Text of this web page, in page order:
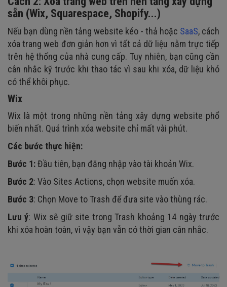
sẵn (Wix, Squarespace, Shopify...)
Nếu bạn dùng nền tảng website kéo - thả hoặc SaaS, cách
xóa trang web đơn giản hơn vì tất cả dữ liệu nằm trực tiếp
trên hệ thống của nhà cung cấp. Tuy nhiên, bạn cũng cần
cân nhắc kỹ trước khi thao tác vì sau khi xóa, dữ liệu khó
có thể khôi phục.
Wix
Wix là một trong những nền tảng xây dựng website phổ
biến nhất. Quá trình xóa website chỉ mất vài phút.
Các bước thực hiện:
Bước 1:Đầu tiên, bạn đăng nhập vào tài khoản Wix.
Bước 2: Vào Sites Actions, chọn website muốn xóa.
Bước 3: Chọn Move to Trash để đưa site vào thùng rác.
Lưu ý: Wix sẽ giữ site trong Trash khoảng 14 ngày trước
khi xóa hoàn toàn, vì vậy bạn vẫn có thời gian cân nhắc.